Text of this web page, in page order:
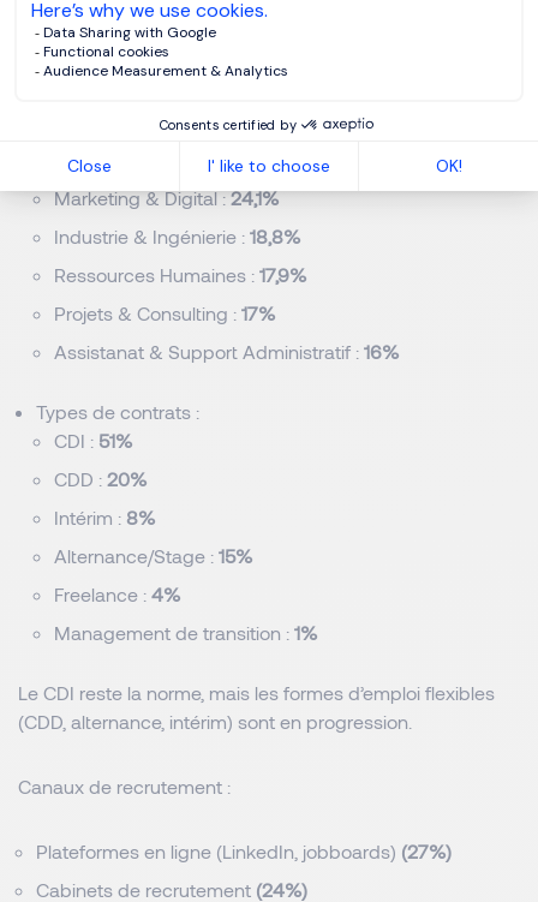
Profils recherchés
Commercial & Développement des affaires :
Finance & Comptabilité : 25%
IT & Cybersécurité : 25%
Marketing & Digital : 24,1%
Industrie & Ingénierie : 18,8%
Ressources Humaines : 17,9%
Projets & Consulting : 17%
Assistanat & Support Administratif : 16%
Types de contrats :
CDI : 51%
CDD : 20%
Intérim : 8%
Alternance/Stage : 15%
Freelance : 4%
Management de transition : 1%
Le CDI reste la norme, mais les formes d’emploi flexibles
(CDD, alternance, intérim) sont en progression.
Canaux de recrutement :
Plateformes en ligne (LinkedIn, jobboards) (27%)
Cabinets de recrutement (24%)